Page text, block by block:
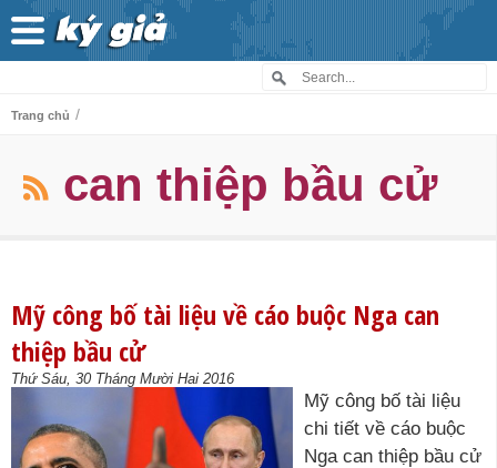
Trang chủ /
can thiệp bầu cử
Mỹ công bố tài liệu về cáo buộc Nga can
thiệp bầu cử
Thứ Sáu, 30 Tháng Mười Hai 2016
Mỹ công bố tài liệu
chi tiết về cáo buộc
Nga can thiệp bầu cử